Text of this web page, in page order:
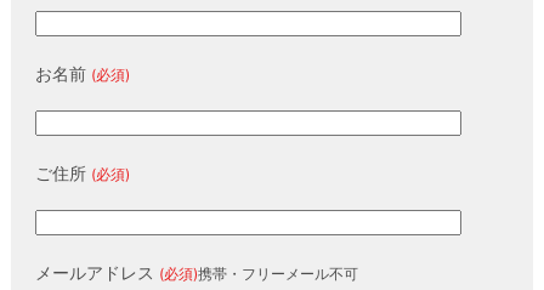
お名前 (必須)
ご住所 (必須)
メールアドレス (必須)携帯・フリーメール不可